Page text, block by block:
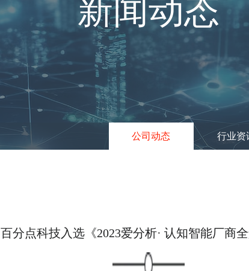
新闻动态
公司动态 行业资
百分点科技入选《2023爱分析· 认知智能厂商全